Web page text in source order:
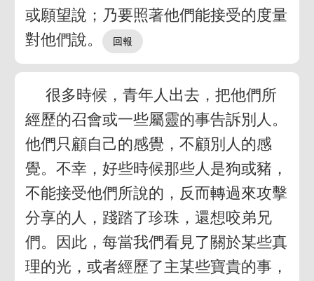
或願望說；乃要照著他們能接受的度量
對他們說。
很多時候，青年人出去，把他們所
經歷的召會或一些屬靈的事告訴別人。
他們只顧自己的感覺，不顧別人的感
覺。不幸，好些時候那些人是狗或豬，
不能接受他們所說的，反而轉過來攻擊
分享的人，踐踏了珍珠，還想咬弟兄
們。因此，每當我們看見了關於某些真
理的光，或者經歷了主某些寶貴的事，